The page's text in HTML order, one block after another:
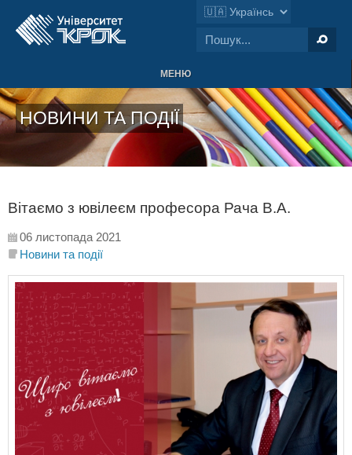
МЕНЮ
НОВИНИ ТА ПОДІЇ
Вітаємо з ювілеєм професора Рача В.А.
06 листопада 2021
Новини та події